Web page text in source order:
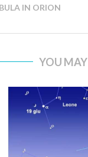
IN ORION
YOU